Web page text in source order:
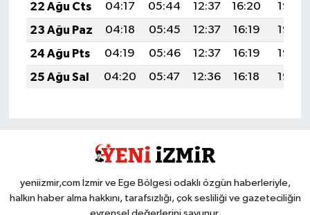
22 Ağu Cts
04:17 05:44 12:37 16:20
19:21
23 Ağu Paz
04:18 05:45 12:37 16:19
19:19
24 Ağu Pts
04:19 05:46 12:37 16:19
19:18
25 Ağu Sal
04:20 05:47 12:36 16:18 19:16
yeniizmir,com İzmir ve Ege Bölgesi odaklı özgün haberleriyle,
halkın haber alma hakkını, tarafsızlığı, çok sesliliği ve gazeteciliğin